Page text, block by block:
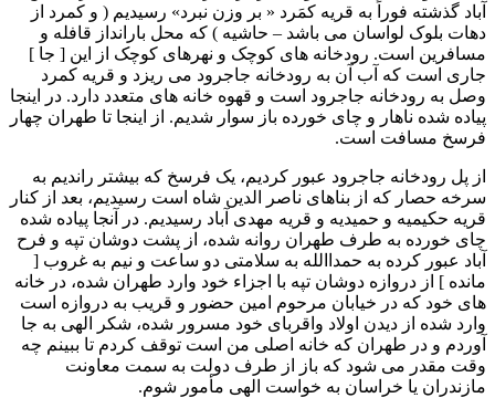
آباد گذشته فوراً به قريه کمَرد « بر وزن نبرد» رسيديم ( و کمرد از
دهات بلوک لواسان می باشد – حاشيه ) که محل بارانداز قافله و
مسافرين است. رودخانه های کوچک و نهرهای کوچک از اين [ جا ]
جاری است که آب آن به رودخانه جاجرود می ريزد و قريه کمرد
وصل به رودخانه جاجرود است و قهوه خانه های متعدد دارد. در اينجا
پياده شده ناهار و چای خورده باز سوار شديم. از اينجا تا طهران چهار
فرسخ مسافت است.
از پل رودخانه جاجرود عبور کرديم، يک فرسخ که بيشتر رانديم به
سرخه حصار که از بناهای ناصر الدين شاه است رسيديم، بعد از کنار
قريه حکيميه و حميديه و قريه مهدی آباد رسيديم. در آنجا پياده شده
چای خورده به طرف طهران روانه شده، از پشت دوشان تپه و فرح
آباد عبور کرده به حمداالله به سلامتی دو ساعت و نيم به غروب [
مانده ] از دروازه دوشان تپه با اجزاء خود وارد طهران شده، در خانه
های خود که در خيابان مرحوم امين حضور و قريب به دروازه است
وارد شده از ديدن اولاد واقربای خود مسرور شده، شکر الهی به جا
آوردم و در طهران که خانه اصلی من است توقف کردم تا ببينم چه
وقت مقدر می شود که باز از طرف دولت به سمت معاونت
مازندران يا خراسان به خواست الهی مأمور شوم.